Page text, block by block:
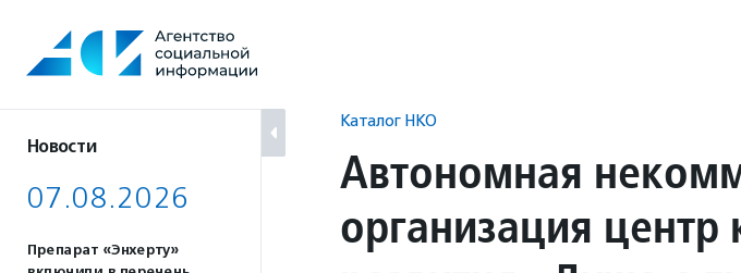
содержанию
Новости
07.08.2026
Препарат «Энхерту»
Каталог НКО
Автономная
организация центр